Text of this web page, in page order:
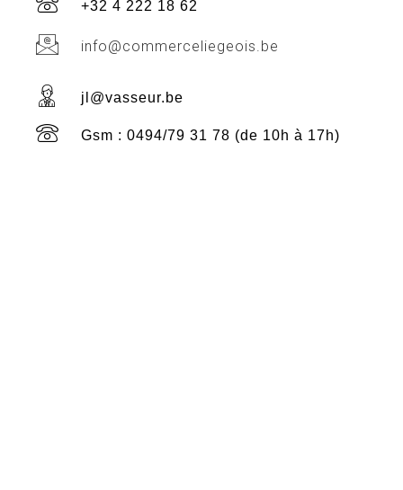
+32 4 222 18 62
info@commerceliegeois.be
jl@vasseur.be
Gsm : 0494/79 31 78 (de 10h à 17h)